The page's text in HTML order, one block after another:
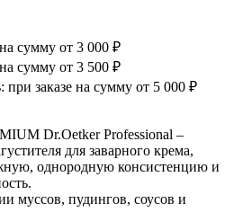
сумму от 3 000 ₽
сумму от 3 500 ₽
при заказе на сумму от 5 000 ₽
Dr.Oetker Professional –
для заварного крема,
однородную консистенцию и
муссов, пудингов, соусов и